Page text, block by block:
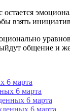
остается
взять
общение и
6 марта
6 марта
6 марта
6 марта